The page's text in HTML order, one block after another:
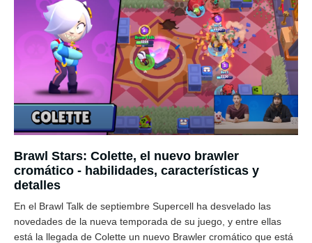
Brawl Stars: Colette, el nuevo brawler
cromático - habilidades, características y
detalles
En el Brawl Talk de septiembre Supercell ha desvelado las
novedades de la nueva temporada de su juego, y entre ellas
está la llegada de Colette un nuevo Brawler cromático que está